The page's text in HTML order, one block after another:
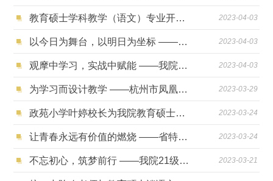
教育硕士学科教学（语文）专业开展“共享悦读”活动 2023-04-03
以今日为舞台，以明日为坐标 ——我院21级学科教学（英语）专业教育硕士3月实习纪实 2023-04-03
观摩中学习，实战中赋能 ——我院21级学科教学（数学）专业教育硕士3月实习纪实 2023-04-03
为学习而设计教学 ——杭州市凤凰小学缪华良校长来我院进行讲座交流 2023-03-29
政苑小学叶婷校长为我院教育硕士开展专题讲座 2023-03-24
让青春永远有价值的燃烧 ——省特级教师许丹红老师应邀来我院做专题讲座 2023-03-24
不忘初心，筑梦前行 ——我院21级学科教学（英语）专业教育硕士3月在杭州市翠苑中学（文华校区）实习纪实 2023-03-21